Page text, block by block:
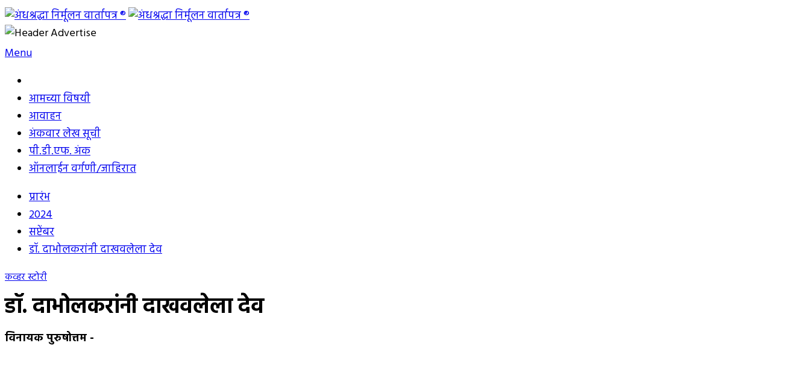
Skip
to
content
अंधश्रद्धा निर्मूलन वार्तापत्र ®
महाराष्ट्र अंधश्रद्धा निर्मूलन समिती™चे मुखपत्र
Menu
आमच्या विषयी
आवाहन
अंकवार लेख सूची
पी.डी.एफ. अंक
ऑनलाईन वर्गणी/जाहिरात
प्रारंभ
2024
सप्टेंबर
डॉ. दाभोलकरांनी दाखवलेला देव
कव्हर स्टोरी
डॉ. दाभोलकरांनी दाखवलेला देव
विनायक पुरुषोत्तम -